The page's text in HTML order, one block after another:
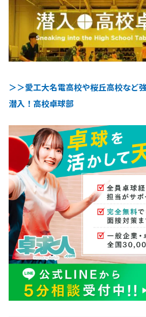
＞＞愛工大名電高校や桜丘高校など
潜入！高校卓球部